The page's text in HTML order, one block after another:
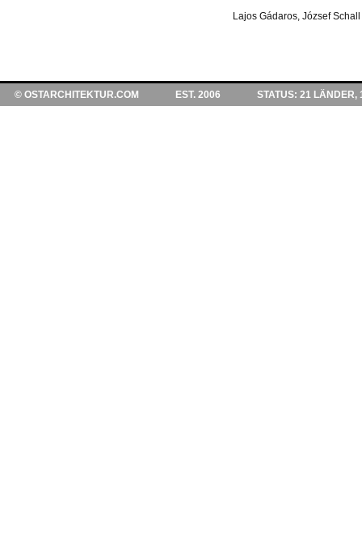
Lajos Gádaros, József Schall
© OSTARCHITEKTUR.COM EST. 2006 STATUS: 21 LÄNDER, 116